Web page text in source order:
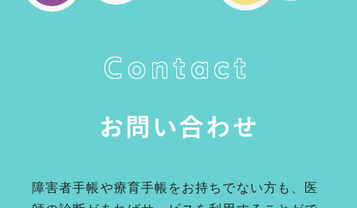
Contact
お問い合わせ
障害者手帳や療育手帳をお持ちでない方も、医